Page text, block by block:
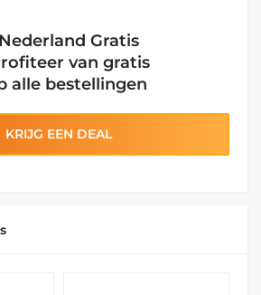
Gratis
van gratis
alle bestellingen
KRIJG EEN DEAL